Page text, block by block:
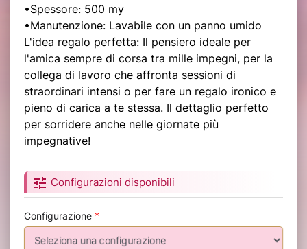
•Spessore: 500 my
•Manutenzione: Lavabile con un panno umido
L'idea regalo perfetta: Il pensiero ideale per
l'amica sempre di corsa tra mille impegni, per la
collega di lavoro che affronta sessioni di
straordinari intensi o per fare un regalo ironico e
pieno di carica a te stessa. Il dettaglio perfetto
per sorridere anche nelle giornate più
impegnative!
tune Configurazioni disponibili
Configurazione *